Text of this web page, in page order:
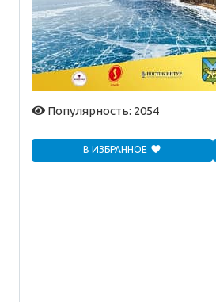
Популярность: 2054
В ИЗБРАННОЕ